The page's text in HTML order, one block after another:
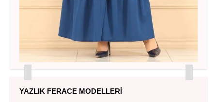
YAZLIK FERACE MODELLERI